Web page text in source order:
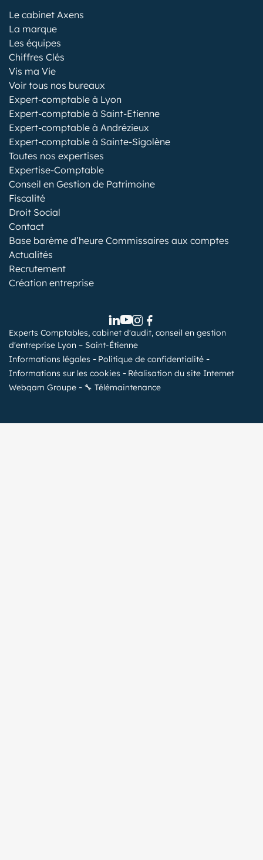
Le cabinet Axens
La marque
Les équipes
Chiffres Clés
Vis ma Vie
Voir tous nos bureaux
Expert-comptable à Lyon
Expert-comptable à Saint-Etienne
Expert-comptable à Andrézieux
Expert-comptable à Sainte-Sigolène
Toutes nos expertises
Expertise-Comptable
Conseil en Gestion de Patrimoine
Fiscalité
Droit Social
Contact
Base barème d’heure Commissaires aux comptes
Actualités
Recrutement
Création entreprise
Experts Comptables, cabinet d'audit, conseil en gestion
d'entreprise Lyon – Saint-Étienne
Informations légales
Politique de confidentialité
Informations sur les cookies
Réalisation du site Internet
Webqam Groupe
🔧 Télémaintenance